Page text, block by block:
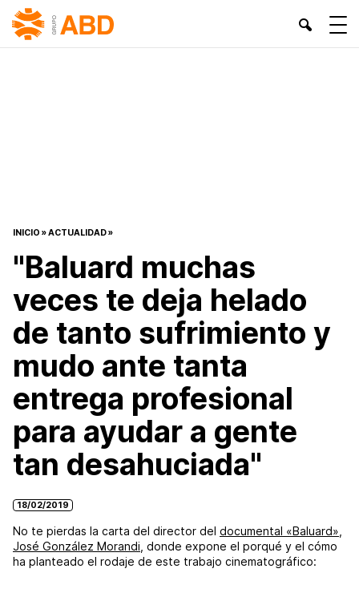
INICIO »ACTUALIDAD»
"Baluard muchas
veces te deja helado
de tanto sufrimiento y
mudo ante tanta
entrega profesional
para ayudar a gente
tan desahuciada"
18/02/2019
No te pierdas la carta del director del documental «Baluard»
José González Morandi , donde expone el porqué y el cómo
ha planteado el rodaje de este trabajo cinematográfico: